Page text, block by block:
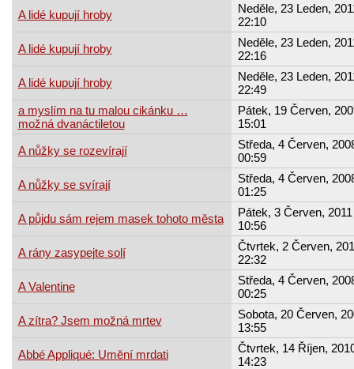
A lidé kupují hroby
Neděle, 23 Leden,
22:10
A lidé kupují hroby
Neděle, 23 Leden,
22:16
A lidé kupují hroby
Neděle, 23 Leden,
22:49
a myslím na tu malou cikánku …
možná dvanáctiletou
Pátek, 19 Červen,
15:01
A nůžky se rozevírají
Středa, 4 Červen,
00:59
A nůžky se svírají
Středa, 4 Červen,
01:25
A půjdu sám rejem masek tohoto města
Pátek, 3 Červen,
10:56
A rány zasypejte solí
Čtvrtek, 2 Červen,
22:32
A Valentine
Středa, 4 Červen,
00:25
A zítra? Jsem možná mrtev
Sobota, 20 Červen,
13:55
Abbé Appliqué: Umění mrdati
Čtvrtek, 14 Říjen,
14:23